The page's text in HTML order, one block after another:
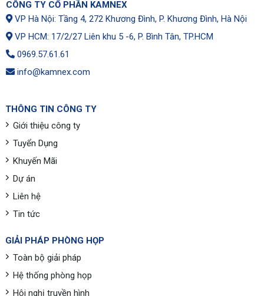
CÔNG TY CỔ PHẦN KAMNEX
VP Hà Nội: Tầng 4, 272 Khương Đình, P. Khương Đình, Hà Nội
VP HCM: 17/2/27 Liên khu 5 -6, P. Bình Tân, TP.HCM
0969.57.61.61
info@kamnex.com
THÔNG TIN CÔNG TY
Giới thiệu công ty
Tuyển Dụng
Khuyến Mãi
Dự án
Liên hệ
Tin tức
GIẢI PHÁP PHÒNG HỌP
Toàn bộ giải pháp
Hệ thống phòng họp
Hội nghị truyền hình